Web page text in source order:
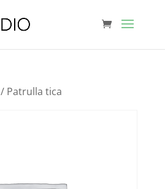
/ Patrulla tica